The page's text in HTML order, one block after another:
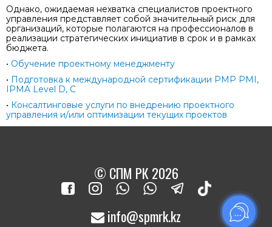
Однако, ожидаемая нехватка специалистов проектного
управления представляет собой значительный риск для
организаций, которые полагаются на профессионалов в
реализации стратегических инициатив в срок и в рамках
бюджета.
• Обучение проектному менеджменту
• Подготовка к международной сертификации PMP PMI,
IPMA Level D, C
• Консалтинговые услуги по внедрению проектного
управления и/или оптимизации текущих проектов
© СПМ РК 2026
info@spmrk.kz